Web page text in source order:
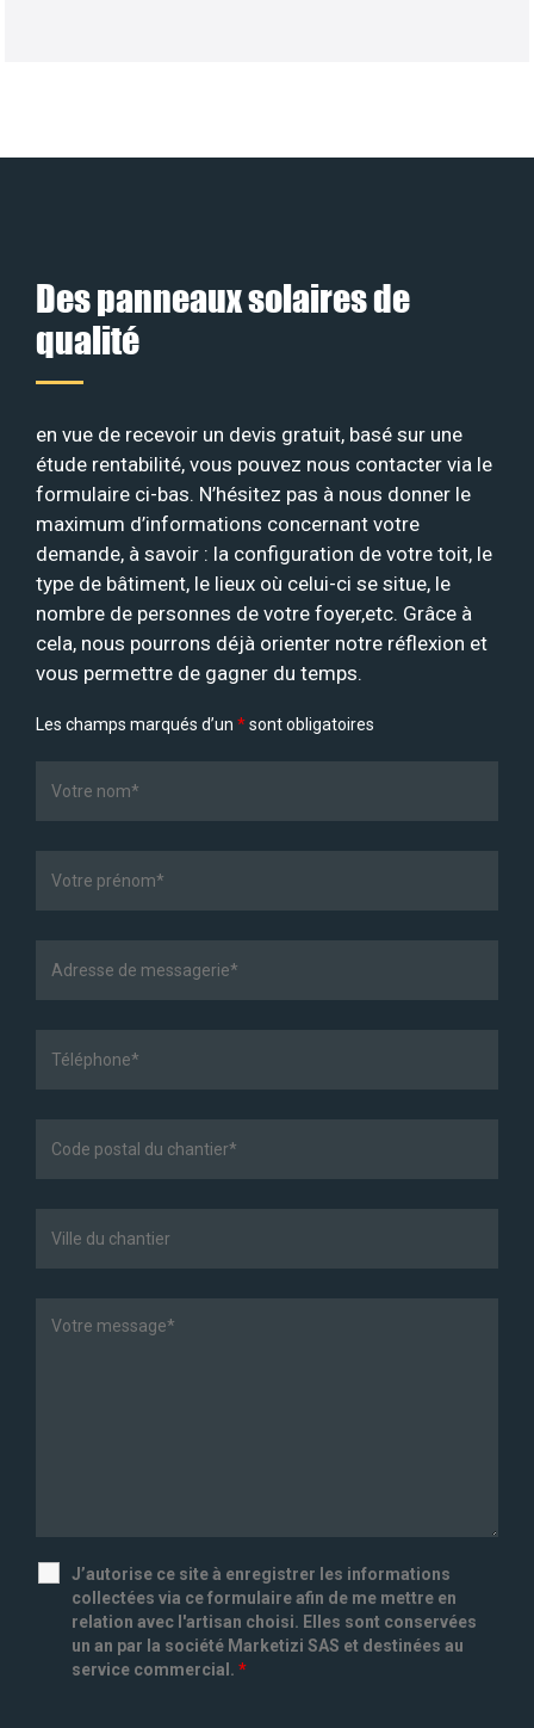
Des panneaux solaires de
qualité
en vue de recevoir un devis gratuit, basé sur une
étude rentabilité, vous pouvez nous contacter via le
formulaire ci-bas. N’hésitez pas à nous donner le
maximum d’informations concernant votre
demande, à savoir : la configuration de votre toit, le
type de bâtiment, le lieux où celui-ci se situe, le
nombre de personnes de votre foyer,etc. Grâce à
cela, nous pourrons déjà orienter notre réflexion et
vous permettre de gagner du temps.
Les champs marqués d’un *sont obligatoires
J’autorise ce site à enregistrer les informations
collectées via ce formulaire afin de me mettre en
relation avec l'artisan choisi. Elles sont conservées
un an par la société Marketizi SAS et destinées au
service commercial. *